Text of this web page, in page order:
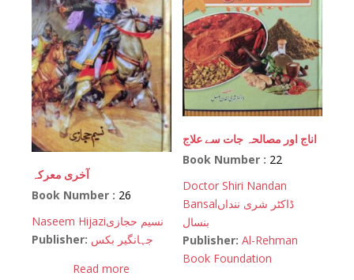
آخری معرکہ
Book Number : 26
Naseem Hijaziنسیم حجازی
Publisher: جہانگیر بکس
Read more
اناج اور مصالحہ جات سے علاج
Book Number : 22
Doctor Shiri Nandan
Bansalڈاکٹر شری ننداں
بنسال
Publisher: Al-Rehman
Book Foundation